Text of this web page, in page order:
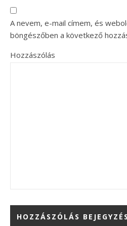
A nevem, e-mail címem, és
böngészőben a következő
Hozzászólás